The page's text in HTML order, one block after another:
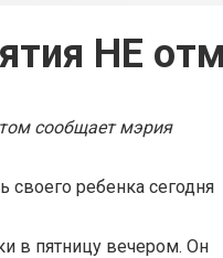
НЕ
сообщает мэрия
своего ребенка сегодня
в пятницу вечером. Он